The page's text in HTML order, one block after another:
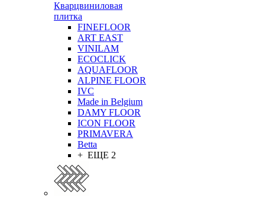
Кварцвиниловая
плитка
FINEFLOOR
ART EAST
VINILAM
ECOCLICK
AQUAFLOOR
ALPINE FLOOR
IVC
Made in Belgium
DAMY FLOOR
ICON FLOOR
PRIMAVERA
Betta
+ ЕЩЕ 2